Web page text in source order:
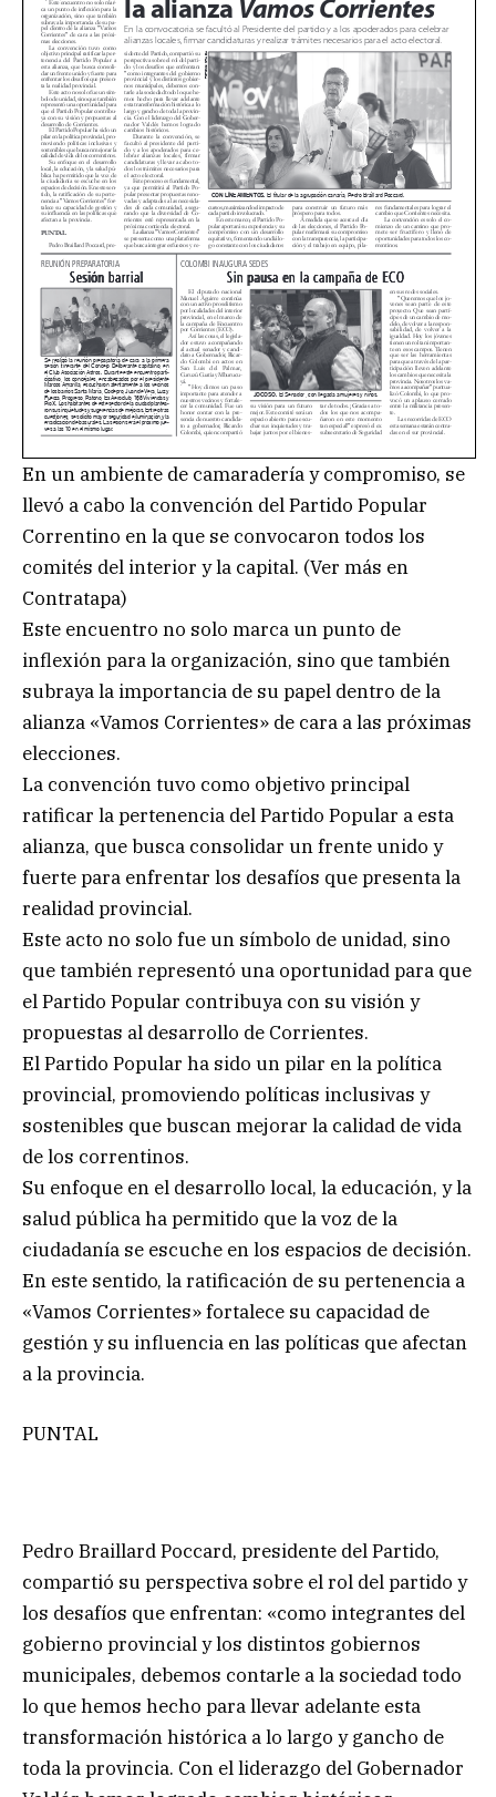
En un ambiente de camaradería y compromiso, se
llevó a cabo la convención del Partido Popular
Correntino en la que se convocaron todos los
comités del interior y la capital. (Ver más en
Contratapa)
Este encuentro no solo marca un punto de
inflexión para la organización, sino que también
subraya la importancia de su papel dentro de la
alianza «Vamos Corrientes» de cara a las próximas
elecciones.
La convención tuvo como objetivo principal
ratificar la pertenencia del Partido Popular a esta
alianza, que busca consolidar un frente unido y
fuerte para enfrentar los desafíos que presenta la
realidad provincial.
Este acto no solo fue un símbolo de unidad, sino
que también representó una oportunidad para que
el Partido Popular contribuya con su visión y
propuestas al desarrollo de Corrientes.
El Partido Popular ha sido un pilar en la política
provincial, promoviendo políticas inclusivas y
sostenibles que buscan mejorar la calidad de vida
de los correntinos.
Su enfoque en el desarrollo local, la educación, y la
salud pública ha permitido que la voz de la
ciudadanía se escuche en los espacios de decisión.
En este sentido, la ratificación de su pertenencia a
«Vamos Corrientes» fortalece su capacidad de
gestión y su influencia en las políticas que afectan
a la provincia.
PUNTAL
Pedro Braillard Poccard, presidente del Partido,
compartió su perspectiva sobre el rol del partido y
los desafíos que enfrentan: «como integrantes del
gobierno provincial y los distintos gobiernos
municipales, debemos contarle a la sociedad todo
lo que hemos hecho para llevar adelante esta
transformación histórica a lo largo y gancho de
toda la provincia. Con el liderazgo del Gobernador